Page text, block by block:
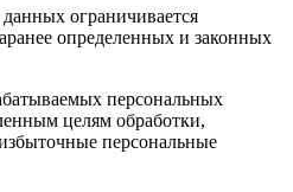
ограничивается
определенных и законных
персональных
целям обработки,
персональные